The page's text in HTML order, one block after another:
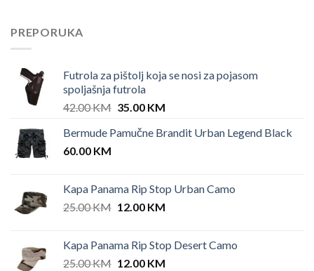
PREPORUKA
Futrola za pištolj koja se nosi za pojasom
spoljašnja futrola
42.00KM Original
was:
35.00 KMCurrent
is:
Bermude Pamučne Brandit Urban Legend Black
60.00 KM
Kapa Panama Rip Stop Urban Camo
25.00KM Original
25.00 KM.
12.00 KMCurrent
12.00 KM.
Kapa Panama Rip Stop Desert Camo
25.00KM Original
12.00 KMCurrent